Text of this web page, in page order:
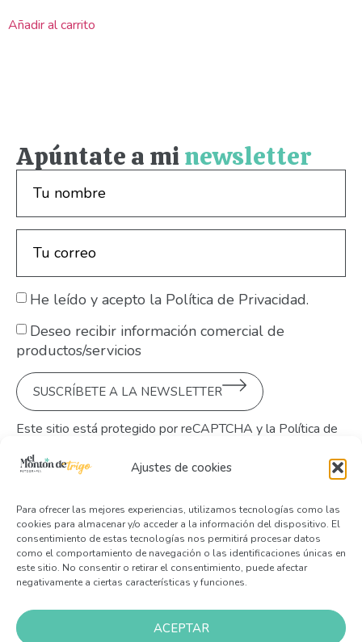
Ajustes de cookies
Para ofrecer las mejores experiencias, utilizamos tecnologías como las
cookies para almacenar y/o acceder a la información del dispositivo. El
consentimiento de estas tecnologías nos permitirá procesar datos
como el comportamiento de navegación o las identificaciones únicas en
este sitio. No consentir o retirar el consentimiento, puede afectar
negativamente a ciertas características y funciones.
ACEPTAR
Añadir al carrito
Apúntate a minewsletter
He leído y acepto la Política de Privacidad.
Deseo recibir información comercial de
productos/servicios
SUSCRÍBETE A LA NEWSLETTER
Este sitio está protegido por reCAPTCHA y la Política de
ACCESIBILIDADCOOKIESPRIVACIDADAVISO LEGAL
MAPA DEL SITIO